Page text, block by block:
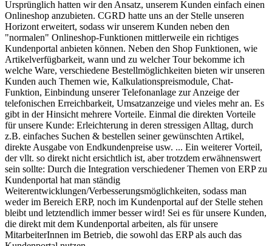
Ursprünglich hatten wir den Ansatz, unserem Kunden einfach einen
Onlineshop anzubieten. CGRD hatte uns an der Stelle unseren
Horizont erweitert, sodass wir unserem Kunden neben den
"normalen" Onlineshop-Funktionen mittlerweile ein richtiges
Kundenportal anbieten können. Neben den Shop Funktionen, wie
Artikelverfügbarkeit, wann und zu welcher Tour bekomme ich
welche Ware, verschiedene Bestellmöglichkeiten bieten wir unseren
Kunden auch Themen wie, Kalkulationspreismodule, Chat-
Funktion, Einbindung unserer Telefonanlage zur Anzeige der
telefonischen Erreichbarkeit, Umsatzanzeige und vieles mehr an. Es
gibt in der Hinsicht mehrere Vorteile. Einmal die direkten Vorteile
für unsere Kunde: Erleichterung in deren stressigen Alltag, durch
z.B. einfaches Suchen & bestellen seiner gewünschten Artikel,
direkte Ausgabe von Endkundenpreise usw. ... Ein weiterer Vorteil,
der vllt. so direkt nicht ersichtlich ist, aber trotzdem erwähnenswert
sein sollte: Durch die Integration verschiedener Themen von ERP zu
Kundenportal hat man ständig
Weiterentwicklungen/Verbesserungsmöglichkeiten, sodass man
weder im Bereich ERP, noch im Kundenportal auf der Stelle stehen
bleibt und letztendlich immer besser wird! Sei es für unsere Kunden,
die direkt mit dem Kundenportal arbeiten, als für unsere
MitarbeiterInnen im Betrieb, die sowohl das ERP als auch das